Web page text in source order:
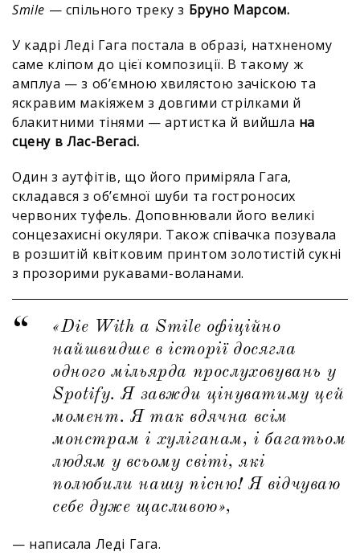
Smile — спільного треку з Бруно Марсом.
У кадрі Леді Гага постала в образі, натхненому
саме кліпом до цієї композиції. В такому ж
амплуа — з обʼємною хвилястою зачіскою та
яскравим макіяжем з довгими стрілками й
блакитними тінями — артистка й вийшла на
сцену в Лас-Вегасі.
Один з аутфітів, що його приміряла Гага,
складався з обʼємної шуби та гостроносих
червоних туфель. Доповнювали його великі
сонцезахисні окуляри. Також співачка позувала
в розшитій квітковим принтом золотистій сукні
з прозорими рукавами-воланами.
«Die With a Smile офіційно
найшвидше в історії досягла
одного мільярда прослуховувань у
Spotify. Я завжди цінуватиму цей
момент. Я так вдячна всім
монстрам і хуліганам, і багатьом
людям у всьому світі, які
полюбили нашу пісню! Я відчуваю
себе дуже щасливою»,
— написала Леді Гага.